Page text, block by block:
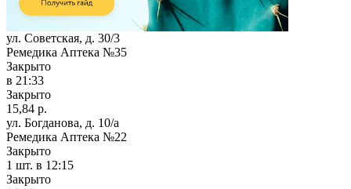
ул. Советская, д. 30/3
Ремедика Аптека №35
Закрыто
в 21:33
Закрыто
15,84 р.
ул. Богданова, д. 10/а
Ремедика Аптека №22
Закрыто
1 шт. в 12:15
Закрыто